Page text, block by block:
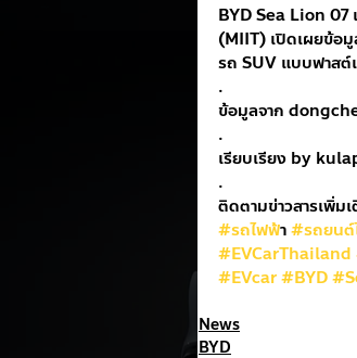
BYD Sea Lion 07
(MIIT) เปิดเผยข้อ
รถ SUV แบบฟาส
.
ข้อมูลจาก
.
เรียบเรียง by
.
ติดตามข่าวสารเพิ่ม
#รถไฟฟ้า #รถยนต์
#EVCarThailand
#EVcar#BYD
News
BYD